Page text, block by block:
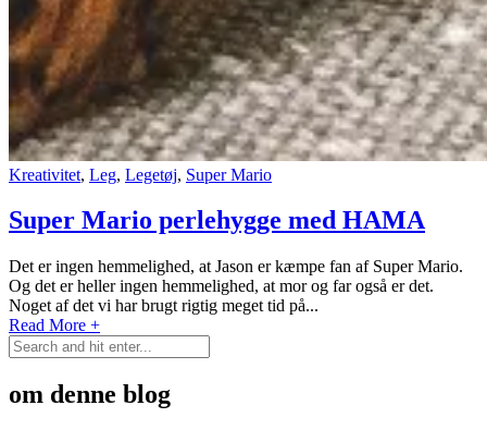
Kreativitet, Leg, Legetøj, Super Mario
Super Mario perlehygge med HAMA
Det er ingen hemmelighed, at Jason er kæmpe fan af Super Mario.
Og det er heller ingen hemmelighed, at mor og far også er det.
Noget af det vi har brugt rigtig meget tid på...
Read More +
om denne blog